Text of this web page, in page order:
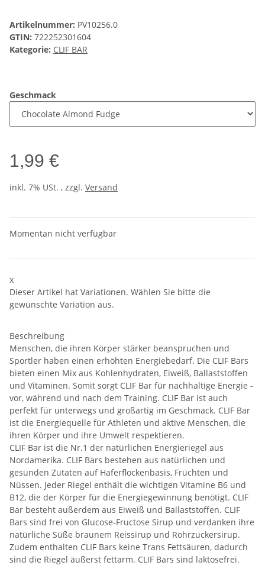
Artikelnummer: PV10256.0
GTIN: 722252301604
Kategorie: CLIF BAR
Geschmack
1,99 €
inkl. 7% USt. , zzgl. Versand
Momentan nicht verfügbar
x
Dieser Artikel hat Variationen. Wählen Sie bitte die
gewünschte Variation aus.
Beschreibung
Menschen, die ihren Körper stärker beanspruchen und
Sportler haben einen erhöhten Energiebedarf. Die CLIF Bars
bieten einen Mix aus Kohlenhydraten, Eiweiß, Ballaststoffen
und Vitaminen. Somit sorgt CLIF Bar für nachhaltige Energie -
vor, während und nach dem Training. CLIF Bar ist auch
perfekt für unterwegs und großartig im Geschmack. CLIF Bar
ist die Energiequelle für Athleten und aktive Menschen, die
ihren Körper und ihre Umwelt respektieren.
CLIF Bar ist die Nr.1 der natürlichen Energieriegel aus
Nordamerika. CLIF Bars bestehen aus natürlichen und
gesunden Zutaten auf Haferflockenbasis, Früchten und
Nüssen. Jeder Riegel enthält die wichtigen Vitamine B6 und
B12, die der Körper für die Energiegewinnung benötigt. CLIF
Bar besteht außerdem aus Eiweiß und Ballaststoffen. CLIF
Bars sind frei von Glucose-Fructose Sirup und verdanken ihre
natürliche Süße braunem Reissirup und Rohrzuckersirup.
Zudem enthalten CLIF Bars keine Trans Fettsäuren, dadurch
sind die Riegel äußerst fettarm. CLIF Bars sind laktosefrei.